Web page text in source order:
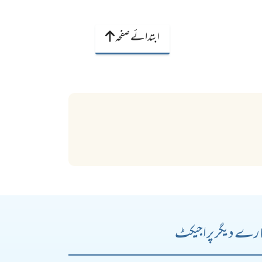
ابتدائے صفحہ
دیگر پراجیکٹ